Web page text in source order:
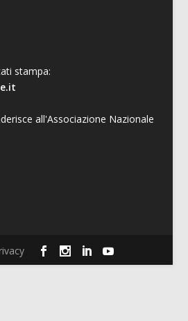
stampa:
all'Associazione Nazionale